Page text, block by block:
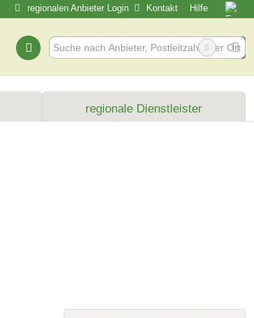
regionalen Anbieter Login Kontakt Hilfe
regionale Dienstleister